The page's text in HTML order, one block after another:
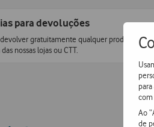
com
Ao
de
para devoluções
gratuitamente qualquer produto
nossas lojas ou CTT.